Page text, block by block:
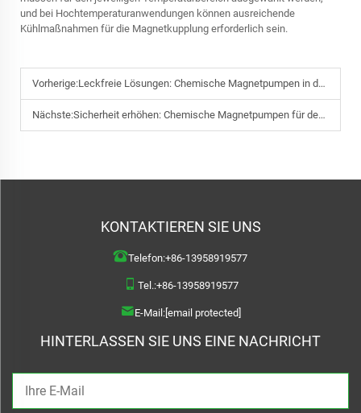
und bei Hochtemperaturanwendungen können ausreichende
Kühlmaßnahmen für die Magnetkupplung erforderlich sein.
Vorherige:Leckfreie Lösungen: Chemische Magnetpumpen in der Galvanik und Filtration
Nächste:Sicherheit erhöhen: Chemische Magnetpumpen für den Umgang mit korrosiven Flüssigkeiten
KONTAKTIEREN SIE UNS
Telefon:+86-13958919577
Tel.:+86-13958919577
E-Mail: [email protected]
HINTERLASSEN SIE UNS EINE NACHRICHT